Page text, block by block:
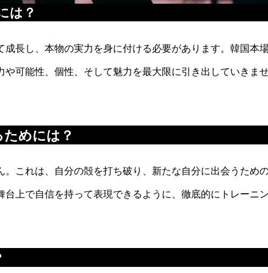
は？
長し、本物の実力を身に付ける必要があります。韓国本
可能性、個性、そして魅力を最大限に引き出していきま
めには？
これは、自分の殻を打ち破り、新たな自分に出会うため
上で自信を持って表現できるように、徹底的にトレーニン